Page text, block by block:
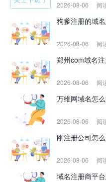
2026-08-06 阅
狗爹注册的域
2026-08-06 阅
郑州com域名
2026-08-06 阅
万维网域名怎
2026-08-06 阅
刚注册公司怎
2026-08-06 阅
域名注册商平